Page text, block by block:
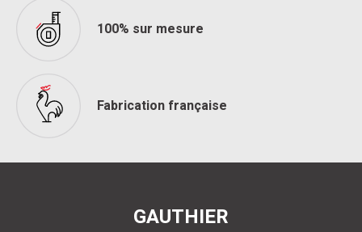
100% sur mesure
Fabrication française
GAUTHIER